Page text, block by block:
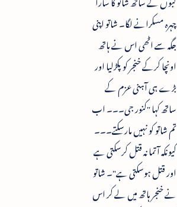
چہرہ مسکرانے لگا۔ شاتو اپنی
جگہ سے اٹھی اس نے ہاتھ
اونچا کرکے خنجر کو پکڑلیا اور
بڑے ہی آہنی عزم کے
ساتھ کہا "کنور جی۔۔۔ اب
تم شاتو کو نہیں مارسکتے۔۔۔
کیونکہ آتما نہ قتل کرسکتی ہے
اور قتل ہوسکتی ہے"۔ شاتو
نے خنجر ہاتھ میں لے کر اس